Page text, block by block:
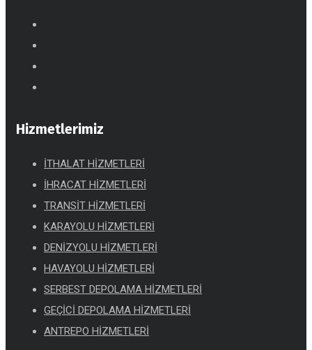
Hizmetlerimiz
İTHALAT HİZMETLERİ
İHRACAT HİZMETLERİ
TRANSİT HİZMETLERİ
KARAYOLU HİZMETLERİ
DENİZYOLU HİZMETLERİ
HAVAYOLU HİZMETLERİ
SERBEST DEPOLAMA HİZMETLERİ
GEÇİCİ DEPOLAMA HİZMETLERİ
ANTREPO HİZMETLERİ